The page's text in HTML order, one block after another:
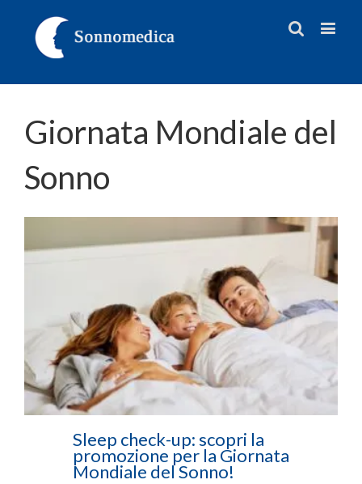
Giornata Mondiale del
Sonno
Sleep check-up: scopri la
promozione per la Giornata
Mondiale del Sonno!